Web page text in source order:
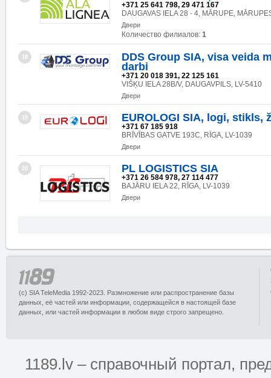
+371 25 641 798, 29 471 167
DAUGAVAS IELA 28 - 4, MĀRUPE,
Двери
Количество филиалов: 1
18
DDS Group SIA, visa veida
darbi
+371 20 018 391, 22 125 161
VIŠĶU IELA 28B/V, DAUGAVPILS, LV-5410
Двери
19 EUROLOGI SIA, logi, stikls,
+371 67 185 918
BRĪVĪBAS GATVE 193C, RĪGA, LV-1039
Двери
20 PL LOGISTICS SIA
+371 26 584 978, 27 114 477
BAJĀRU IELA 22, RĪGA, LV-1039
Двери
(c) SIA TeleMedia 1992-2023. Размножение или распространение базы
данных, её частей или информации, содержащейся в настоящей базе
данных, или частей информации в любом виде строго запрещено.
1189.lv – справочный портал,